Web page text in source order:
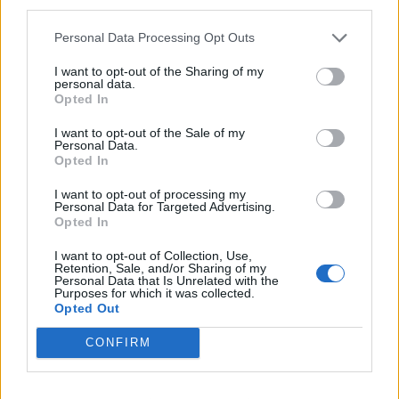
Personal Data Processing Opt Outs
I want to opt-out of the Sharing of my
personal data.
Opted In
I want to opt-out of the Sale of my
Personal Data.
Opted In
I want to opt-out of processing my
Personal Data for Targeted Advertising.
Opted In
I want to opt-out of Collection, Use,
Retention, Sale, and/or Sharing of my
Personal Data that Is Unrelated with the
Purposes for which it was collected.
Opted Out
CONFIRM
Koníčky a zájmy
Kategorií:0
Kultura, umění a filozofie
Kategorií:
Láska, vztahy a sex
Kategorií:0
Diskuzí:54
Náboženství